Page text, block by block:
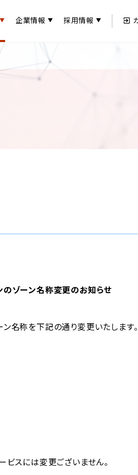
企業情報 採用情報
のゾーン名称変更のお知らせ
名称を下記の通り変更いたします。
ビスには変更ございません。